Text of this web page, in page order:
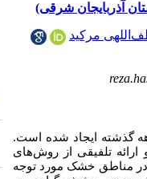
آذربایجان شرقی)
مرکید
گذشته ایجاد شده است.
ارائه تلفیقی از روش‌های
در مناطق خشک مورد توجه